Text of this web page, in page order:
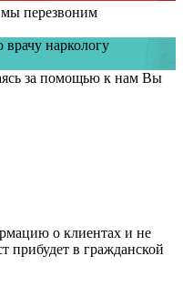
мы перезвоним
врачу наркологу
за помощью к нам Вы
о клиентах и не
прибудет в гражданской